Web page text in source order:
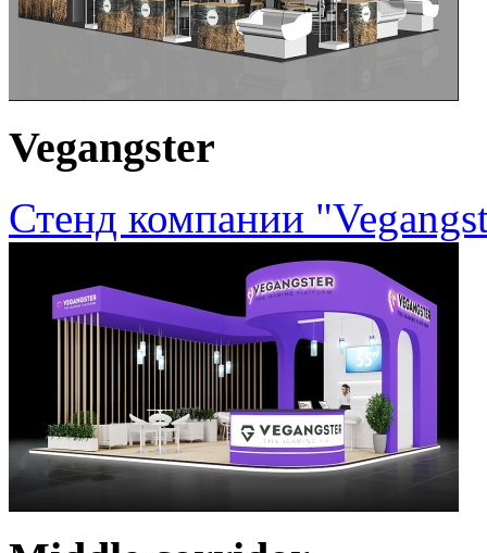
Vegangster
Стенд компании